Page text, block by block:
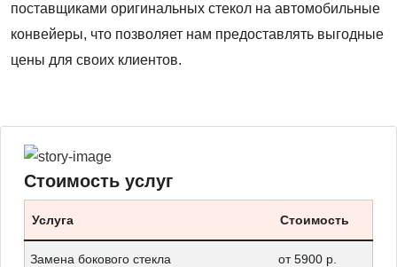
поставщиками оригинальных стекол на автомобильные
конвейеры, что позволяет нам предоставлять выгодные
цены для своих клиентов.
Стоимость услуг
Услуга Стоимость
Замена бокового стекла от 5900 р.